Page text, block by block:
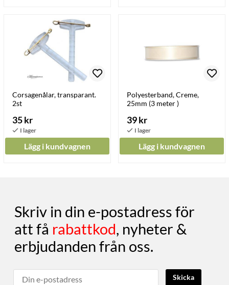
Corsagenålar, transparant.
2st
35 kr
Lägg i kundvagnen
Polyesterband, Creme,
25mm (3 meter )
39 kr
Lägg i kundvagnen
Skriv in din e-postadress för
att få rabattkod, nyheter &
erbjudanden från oss.
Skicka